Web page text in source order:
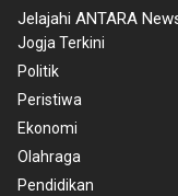
Jelajahi ANTARA
Jogja Terkini
Politik
Peristiwa
Ekonomi
Olahraga
Pendidikan